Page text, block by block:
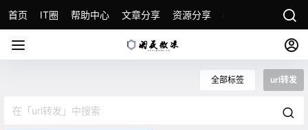
首页 IT圈 帮助中心 文章分享 资源分享 各种教程 关于本
全部标签 url转发